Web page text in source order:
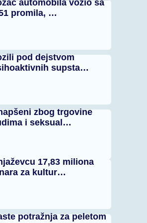
automobila vozio sa
promila, …
pod dejstvom
supsta…
zbog trgovine
i seksual…
17,83 miliona
za kultur…
potražnja za peletom